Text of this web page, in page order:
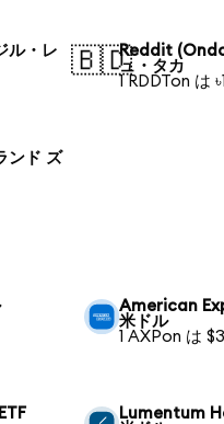
ル・レ
🇧🇩Reddit
ュ・タカ
1 RDDTon は
ンド ズ
American
米ドル
1 AXPon は
Lumentum